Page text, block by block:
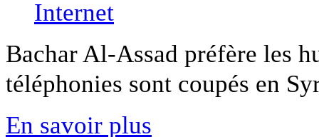
Bachar Al-Assad préfère les
téléphonies sont coupés en
En savoir plus